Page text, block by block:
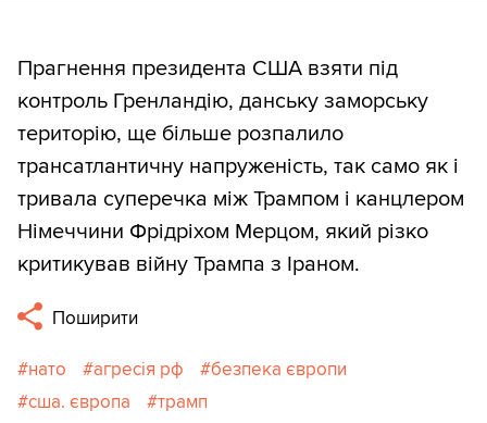
Прагнення президента США взяти під
контроль Гренландію, данську заморську
територію, ще більше розпалило
трансатлантичну напруженість, так само як і
тривала суперечка між Трампом і канцлером
Німеччини Фрідріхом Мерцом, який різко
критикував війну Трампа з Іраном.
Поширити
нато агресія рф
безпека європи
сша. європа
трамп